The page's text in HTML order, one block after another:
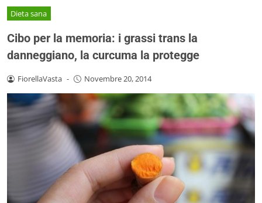
Dieta sana
Cibo per la memoria: i grassi trans la
danneggiano, la curcuma la protegge
FiorellaVasta - Novembre 20, 2014